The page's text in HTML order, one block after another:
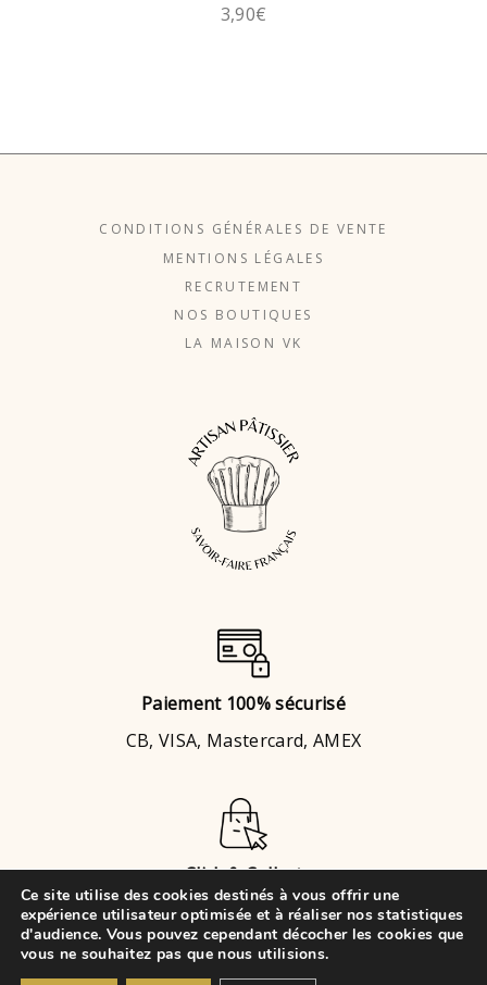
3,90€
CONDITIONS GÉNÉRALES DE VENTE
MENTIONS LÉGALES
RECRUTEMENT
NOS BOUTIQUES
LA MAISON VK
Paiement 100% sécurisé
CB, VISA, Mastercard, AMEX
Click & Collect
BrignaisouChaponost
Ce site utilise des cookies destinés à vous offrir une
expérience utilisateur optimisée et à réaliser nos statistiques
d'audience. Vous pouvez cependant décocher les cookies que
vous ne souhaitez pas que nous utilisions.